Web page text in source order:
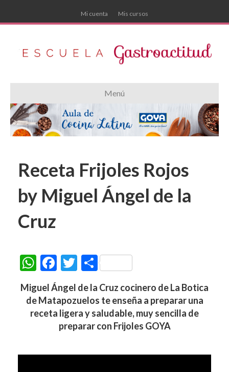
Mi cuenta Mis cursos
Menú
Receta Frijoles Rojos
by Miguel Ángel de la
Cruz
W
at
s
p
F
e
b
o
k
T
w
itt
er
C
o
m
p
ar
r
Miguel Ángel de la Cruz cocinero de La Botica
de Matapozuelos te enseña a preparar una
receta ligera y saludable, muy sencilla de
preparar con Frijoles GOYA